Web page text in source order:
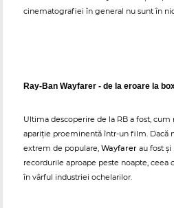
cinematografiei în general nu sunt în
Ray-Ban Wayfarer - de la eroare la
Ultima descoperire de la RB a fost,
apariție proeminentă într-un film. Dacă
extrem de populare, Wayfarer au fost
recordurile aproape peste noapte, ceea
în vârful industriei ochelarilor.